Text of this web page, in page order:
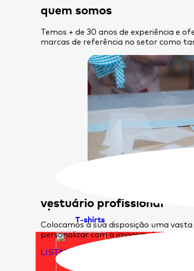
quem somos
Temos + de 30 anos de experiência e
marcas de referência no setor como
vestuário profissional
Colocamos à sua disposição uma
personalizar com a imagem da sua
LISTAR ARTIGOS
T-shirts